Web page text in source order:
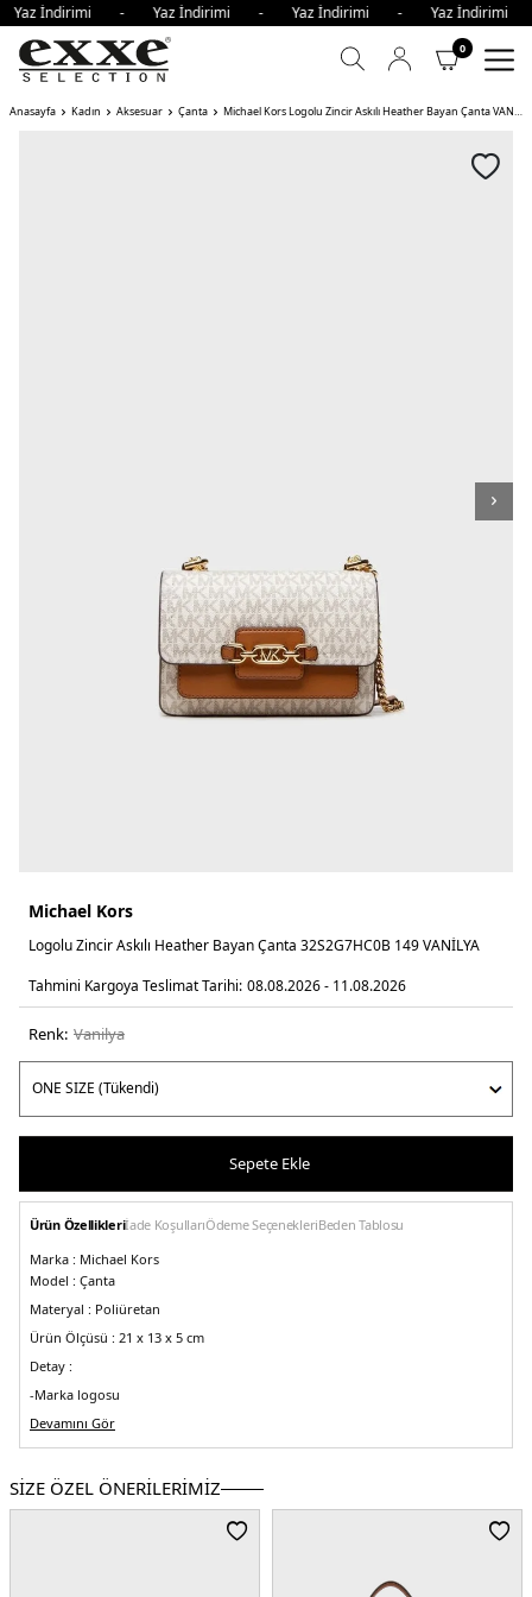
İndirimi - Yaz İndirimi - Yaz İndirimi - Yaz
0
Anasayfa Kadın Aksesuar Çanta Michael Kors Logolu Zincir Askılı Heather Bayan Çanta VANİLYA
Michael Kors
Logolu Zincir Askılı Heather Bayan Çanta 32S2G7HC0B 149 VANİLYA
Tahmini Kargoya Teslimat Tarihi: 08.08.2026 - 11.08.2026
Renk: vani̇lya
Sepete Ekle
Ürün Özellikleriİade KoşullarıÖdeme SeçenekleriBeden Tablosu
Marka : Michael Kors
Model : Çanta
Materyal : Poliüretan
Ürün Ölçüsü : 21 x 13 x 5 cm
Detay :
-Marka logosu
-Ayarlanabilir omuz askılı 60-100 cm
Üretim Yeri :Endonezya
Devamını Gör
SİZE ÖZEL ÖNERİLERİMİZ